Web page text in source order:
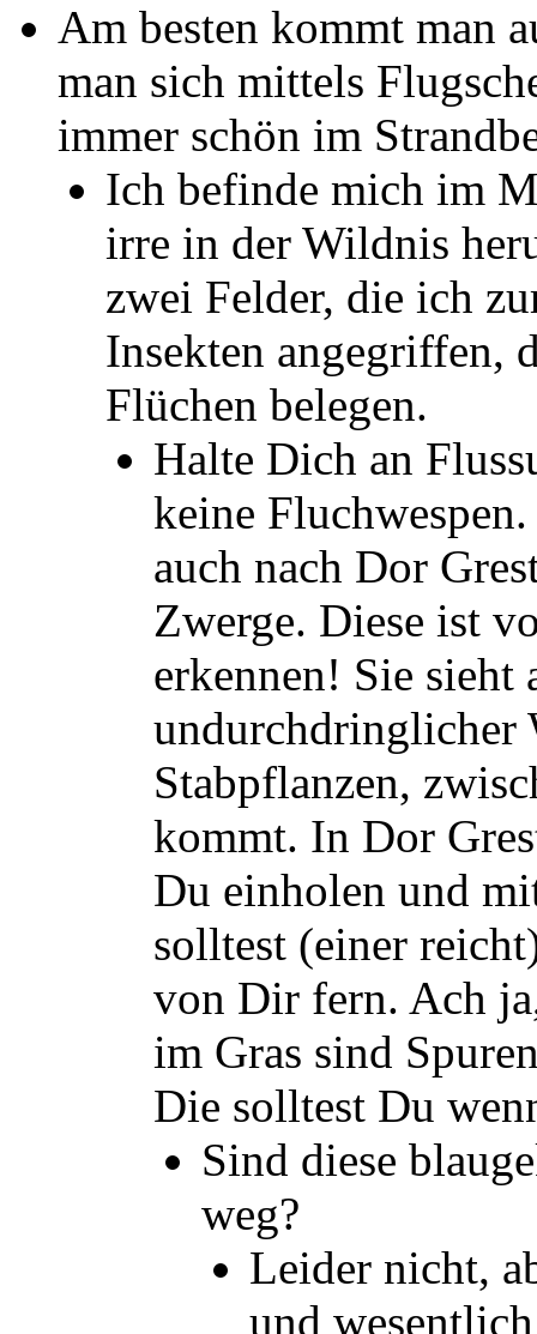
Am besten kommt man
man sich mittels
immer schön im
Ich befinde mich im
irre in der Wildnis
zwei Felder, die ich
Insekten angegriffen,
Flüchen belegen.
Halte Dich an
keine
auch nach Dor
Zwerge. Diese ist
erkennen! Sie sieht
undurchdringlicher
Stabpflanzen,
kommt. In Dor
Du einholen und
solltest (einer
von Dir fern. Ach
im Gras sind
Die solltest Du
Sind diese
weg?
Leider nicht,
und